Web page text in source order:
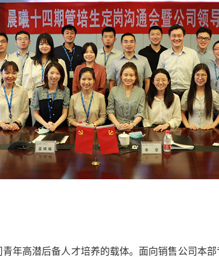
青年高潜后备人才培养的载体。面向销售公司本